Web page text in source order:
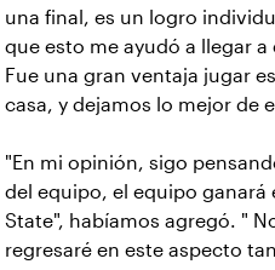
una final, es un logro
que esto me ayudó a llegar
Fue una gran ventaja jugar
casa, y dejamos lo mejor de
"En mi opinión, sigo
del equipo, el equipo ganará
State", habíamos agregó. "
regresaré en este aspecto